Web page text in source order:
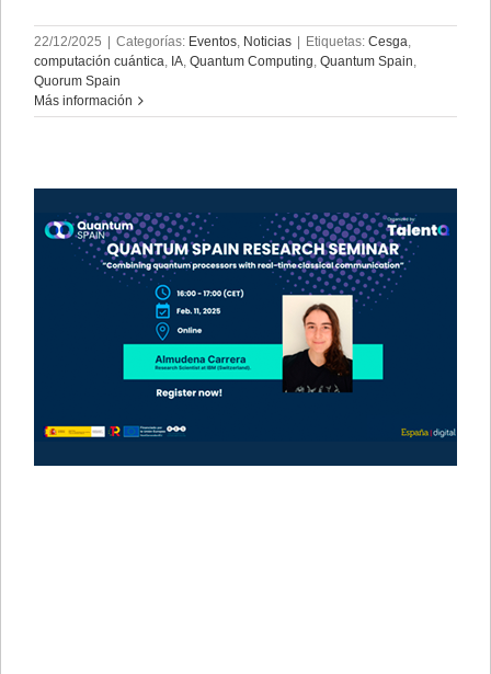
22/12/2025 | Categorías: Eventos Noticias | Etiquetas: Cesga
computación cuántica IA Quantum Computing Quantum Spain
Quorum Spain
Más información